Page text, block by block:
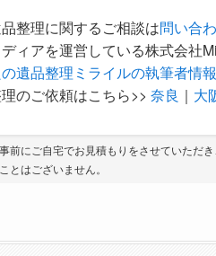
整理に関するご相談は問い合
ィアを運営している株式会社
遺品整理ミライルの執筆者情
のご依頼はこちら>>奈良 ｜ 大
にご自宅でお見積もりをさせていただ
はございません。